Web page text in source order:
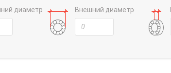
диаметр Внешний диаметр